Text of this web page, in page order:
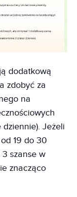
dodatkową
zdobyć za
na
Jeżeli
19 do 30
szanse w
znacząco